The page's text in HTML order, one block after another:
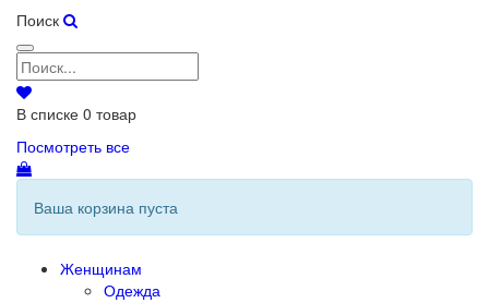
Поиск
В списке 0 товар
Посмотреть все
Ваша корзина пуста
Женщинам
Одежда